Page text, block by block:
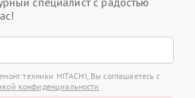
техники HITACHI, Вы соглашаетесь с
конфиденциальности